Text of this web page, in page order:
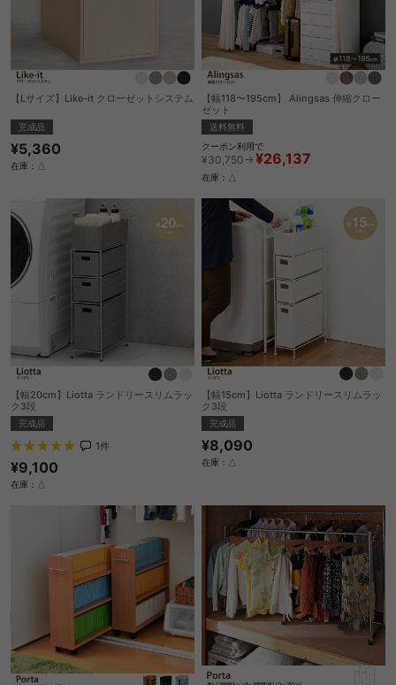
【Lサイズ】Like-it クローゼットシステム
完成品
¥5,360
在庫：△
【幅118〜195cm】 Alingsas 伸縮クロー
ゼット
送料無料
クーポン利用で
¥30,750→ ¥26,137
在庫：△
【幅20cm】Liotta ランドリースリムラッ
ク3段
完成品
1件
¥9,100
在庫：△
【幅15cm】Liotta ランドリースリムラッ
ク3段
完成品
¥8,090
在庫：△